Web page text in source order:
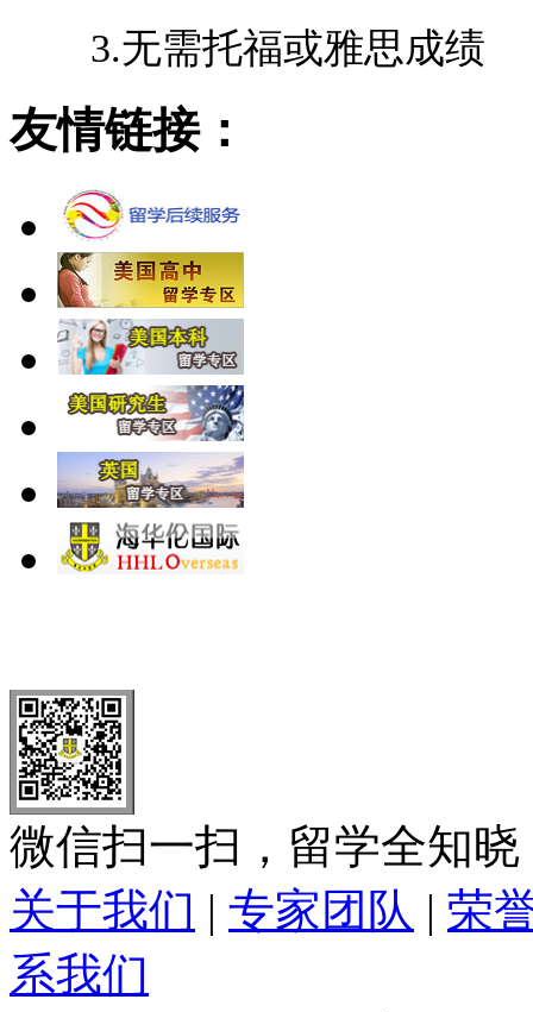
3.无需托福或雅思成绩
友情链接：
微信扫一扫，留学全知晓
关于我们 | 专家团队 | 荣
系我们